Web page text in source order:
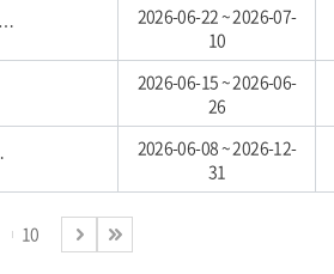
2026-06-22 ~ 2026-07-
10
2026-06-15 ~ 2026-06-
26
2026-06-08 ~ 2026-12-
31
10